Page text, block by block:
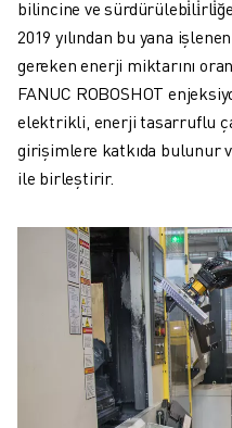
bilincine ve
2019 yılından bu yana
gereken enerji miktarını
FANUC ROBOSHOT
elektrikli, enerji tasarruflu
girişimlere katkıda bulunur
ile birleştirir.